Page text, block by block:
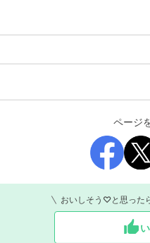
ページ
おいしそう♡と思った